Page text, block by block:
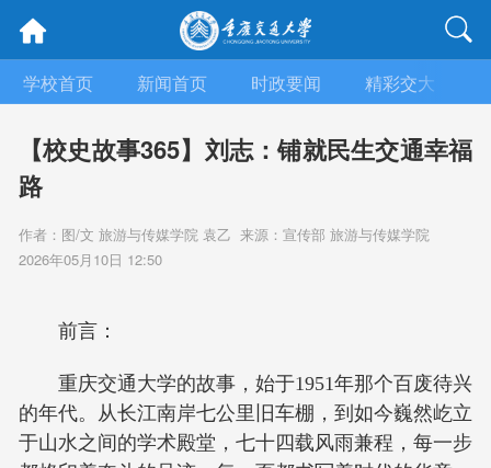
学校首页 新闻首页 时政要闻 精彩交大
【校史故事365】刘志：铺就民生交通幸福
路
作者：图/文 旅游与传媒学院 袁乙 来源：宣传部 旅游与传媒学院
2026年05月10日 12:50
前言：
重庆交通大学的故事，始于1951年那个百废待兴
的年代。从长江南岸七公里旧车棚，到如今巍然屹立
于山水之间的学术殿堂，七十四载风雨兼程，每一步